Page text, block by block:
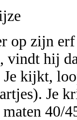
op zijn
vindt hij
kijkt,
Je
40/